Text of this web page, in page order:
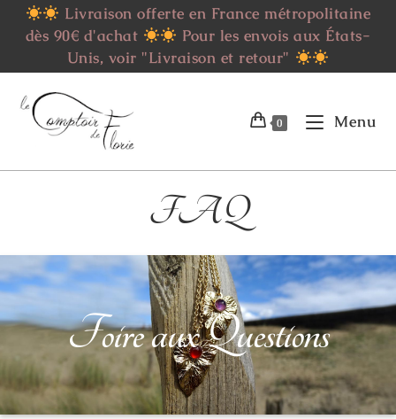
Livraison offerte en France métropolitaine
dès 90€ d'achat
Pour les envois aux États-
Unis, voir "Livraison et retour"
0 Menu
FAQ
Foire aux Questions